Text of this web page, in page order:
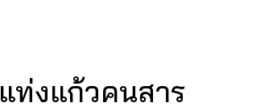
แท่งแก้วคนสาร